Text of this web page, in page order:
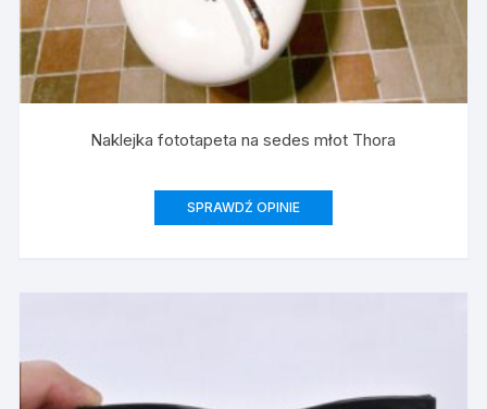
Naklejka fototapeta na sedes młot Thora
SPRAWDŹ OPINIE